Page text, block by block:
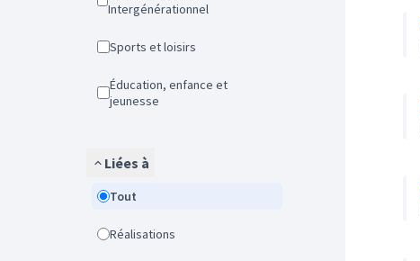
Intergénérationnel
Sports et loisirs
Éducation, enfance et
jeunesse
Liées à
Tout
Réalisations